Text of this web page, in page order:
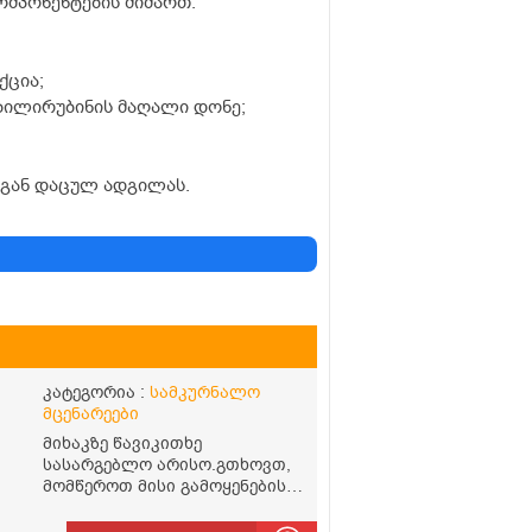
მაღალი დონე;
დაცულ ადგილას.
კატეგორია : სამკურნალო
მცენარეები
მიხაკზე წავიკითხე
სასარგებლო არისო.გთხოვთ,
მომწეროთ მისი გამოყენების